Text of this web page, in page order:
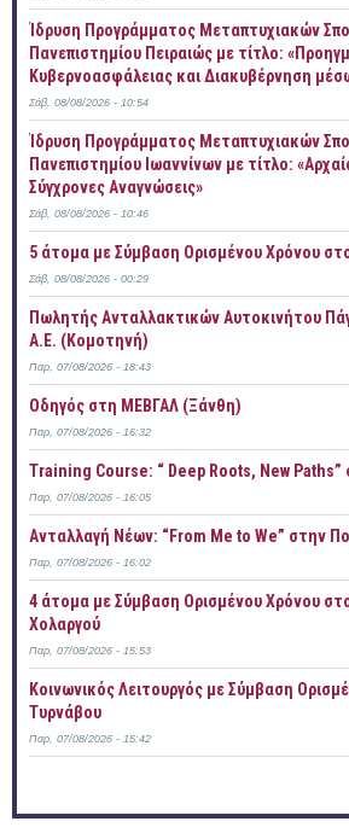
Ίδρυση Προγράμματος Μεταπτυχιακών
Πανεπιστημίου Πειραιώς με τίτλο:
Κυβερνοασφάλειας και Διακυβέρνηση
Σάβ, 08/08/2026 - 10:54
Ίδρυση Προγράμματος Μεταπτυχιακών
Πανεπιστημίου Ιωαννίνων με τίτλο:
Σύγχρονες Αναγνώσεις»
Σάβ, 08/08/2026 - 10:46
5 άτομα με Σύμβαση Ορισμένου Χρόνου
Σάβ, 08/08/2026 - 00:29
Πωλητής Ανταλλακτικών Αυτοκινήτου
Α.Ε. (Κομοτηνή)
Παρ, 07/08/2026 - 18:43
Οδηγός στη ΜΕΒΓΑΛ (Ξάνθη)
Παρ, 07/08/2026 - 16:32
Training Course: “ Deep Roots, New Paths”
Παρ, 07/08/2026 - 16:05
Ανταλλαγή Νέων: “From Me to We” στην
Παρ, 07/08/2026 - 16:02
4 άτομα με Σύμβαση Ορισμένου Χρόνου
Χολαργού
Παρ, 07/08/2026 - 15:53
Κοινωνικός Λειτουργός με Σύμβαση
Τυρνάβου
Παρ, 07/08/2026 - 15:42